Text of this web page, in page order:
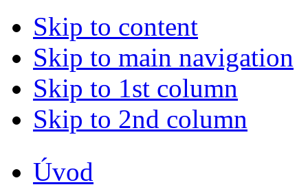
Skip to content
Skip to main navigation
Skip to 1st column
Skip to 2nd column
Úvod